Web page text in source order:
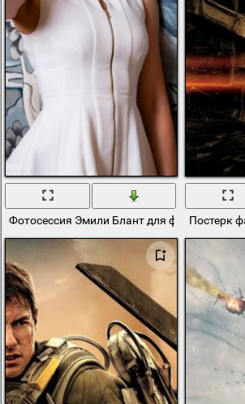
Фотосессия Эмили Блант для фильмаПостерк